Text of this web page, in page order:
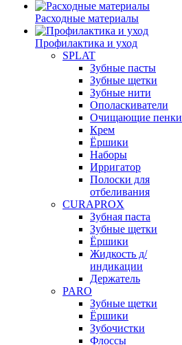
Расходные материалы
Профилактика и уход
SPLAT
Зубные пасты
Зубные щетки
Зубные нити
Ополаскиватели
Очищающие пенки
Крем
Ёршики
Наборы
Ирригатор
Полоски для
отбеливания
CURAPROX
Зубная паста
Зубные щетки
Ёршики
Жидкость д/
индикации
Держатель
PARO
Зубные щетки
Ёршики
Зубочистки
Флоссы